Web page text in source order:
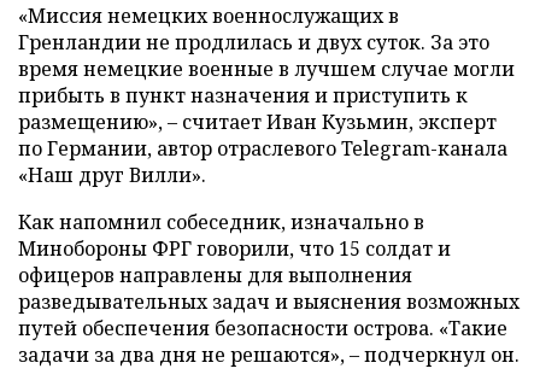
«Миссия немецких военнослужащих в
Гренландии не продлилась и двух суток. За это
время немецкие военные в лучшем случае могли
прибыть в пункт назначения и приступить к
размещению», – считает Иван Кузьмин, эксперт
по Германии, автор отраслевого Telegram-канала
«Наш друг Вилли».
Как напомнил собеседник, изначально в
Минобороны ФРГ говорили, что 15 солдат и
офицеров направлены для выполнения
разведывательных задач и выяснения возможных
путей обеспечения безопасности острова. «Такие
задачи за два дня не решаются», – подчеркнул он.